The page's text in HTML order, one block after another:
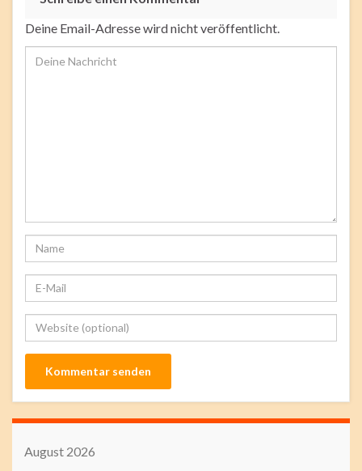
Deine Email-Adresse wird nicht veröffentlicht.
August 2026